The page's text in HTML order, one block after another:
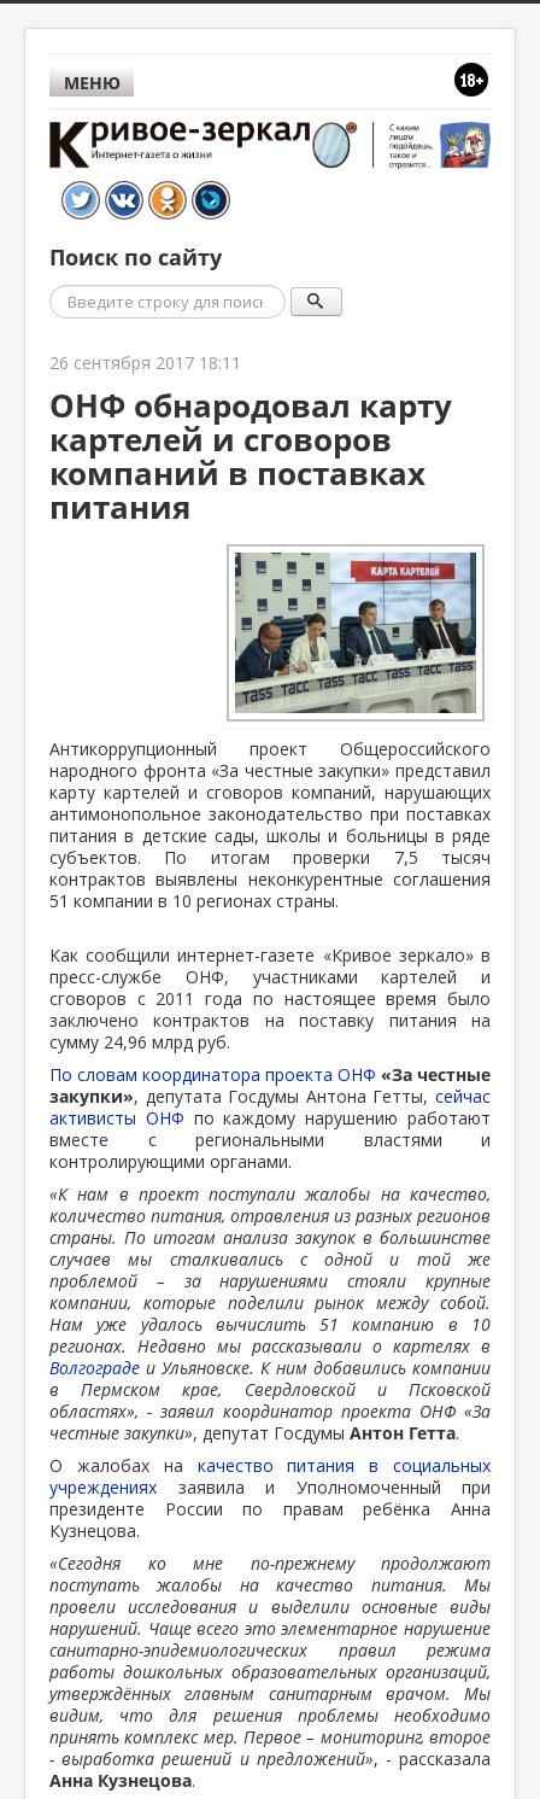
МЕНЮ
Поиск по сайту
Поиск
26 сентября 2017 18:11
ОНФ обнародовал карту
картелей и сговоров
компаний в поставках
питания
Антикоррупционный проект Общероссийского
народного фронта «За честные закупки» представил
карту картелей и сговоров компаний, нарушающих
антимонопольное законодательство при поставках
питания в детские сады, школы и больницы в ряде
субъектов. По итогам проверки 7,5 тысяч
контрактов выявлены неконкурентные соглашения
51 компании в 10 регионах страны.
Как сообщили интернет-газете «Кривое зеркало» в
пресс-службе ОНФ, участниками картелей и
сговоров с 2011 года по настоящее время было
заключено контрактов на поставку питания на
сумму 24,96 млрд руб.
По словам координатора проекта ОНФ «За честные
закупки», депутата Госдумы Антона Гетты, сейчас
активисты ОНФ по каждому нарушению работают
вместе с региональными властями и
контролирующими органами.
«К нам в проект поступали жалобы на качество,
количество питания, отравления из разных регионов
страны. По итогам анализа закупок в большинстве
случаев мы сталкивались с одной и той же
проблемой – за нарушениями стояли крупные
компании, которые поделили рынок между собой.
Нам уже удалось вычислить 51 компанию в 10
регионах. Недавно мы рассказывали о картелях в
Волгограде и Ульяновске. К ним добавились компании
в Пермском крае, Свердловской и Псковской
областях», - заявил координатор проекта ОНФ «За
честные закупки», депутат Госдумы Антон Гетта.
О жалобах на качество питания в социальных
учреждениях заявила и Уполномоченный при
президенте России по правам ребёнка Анна
Кузнецова.
«Сегодня ко мне по-прежнему продолжают
поступать жалобы на качество питания. Мы
провели исследования и выделили основные виды
нарушений. Чаще всего это элементарное нарушение
санитарно-эпидемиологических правил режима
работы дошкольных образовательных организаций,
утверждённых главным санитарным врачом. Мы
видим, что для решения проблемы необходимо
принять комплекс мер. Первое – мониторинг, второе
- выработка решений и предложений», - рассказала
Анна Кузнецова.